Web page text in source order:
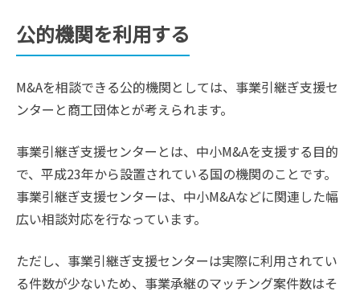
公的機関を利用する
M&Aを相談できる公的機関としては、事業引継ぎ支援セ
ンターと商工団体とが考えられます。
事業引継ぎ支援センターとは、中小M&Aを支援する目的
で、平成23年から設置されている国の機関のことです。
事業引継ぎ支援センターは、中小M&Aなどに関連した幅
広い相談対応を行なっています。
ただし、事業引継ぎ支援センターは実際に利用されてい
る件数が少ないため、事業承継のマッチング案件数はそ